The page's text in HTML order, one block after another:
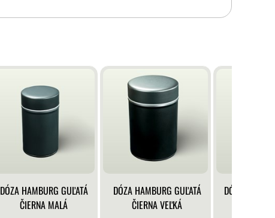
DÓZA HAMBURG GUĽATÁ
ČIERNA MALÁ
DÓZA HAMBURG GUĽATÁ
ČIERNA VEĽKÁ
DÓZA KLASIK